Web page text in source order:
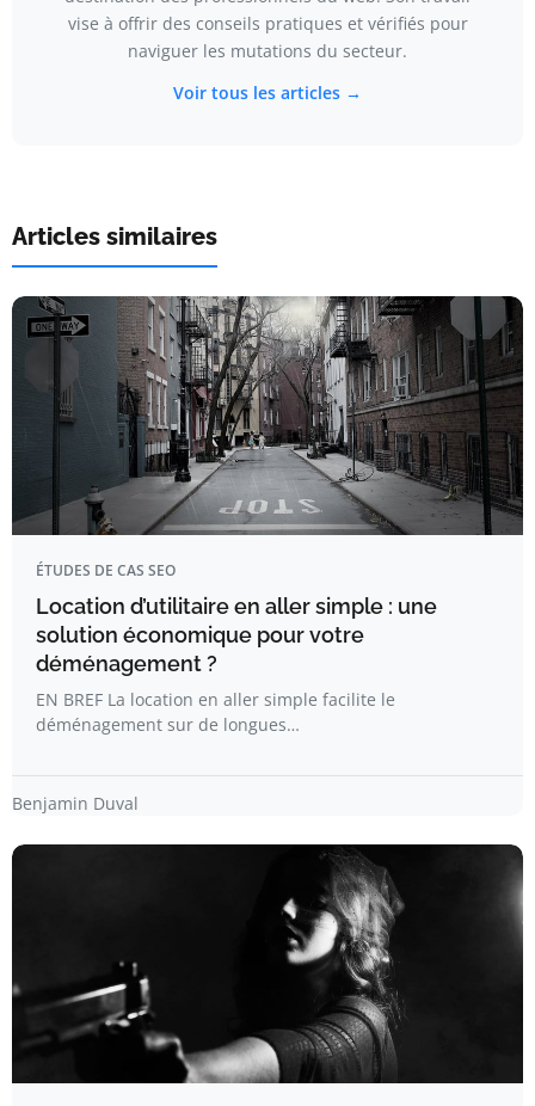
vise à offrir des conseils pratiques et vérifiés pour
naviguer les mutations du secteur.
Voir tous les articles →
Articles similaires
ÉTUDES DE CAS SEO
Location d’utilitaire en aller simple : une
solution économique pour votre
déménagement ?
EN BREF La location en aller simple facilite le
déménagement sur de longues…
Benjamin Duval